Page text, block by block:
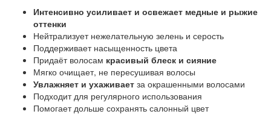
Интенсивно усиливает и освежает медные и рыжие
оттенки
Нейтрализует нежелательную зелень и серость
Поддерживает насыщенность цвета
Придаёт волосам красивый блеск и сияние
Мягко очищает, не пересушивая волосы
Увлажняет и ухаживает за окрашенными волосами
Подходит для регулярного использования
Помогает дольше сохранять салонный цвет